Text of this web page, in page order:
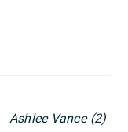
Ashlee Vance (2)